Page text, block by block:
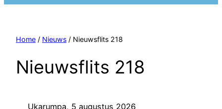
Home / Nieuws / Nieuwsflits 218
Nieuwsflits 218
Ukarumpa, 5 augustus 2026